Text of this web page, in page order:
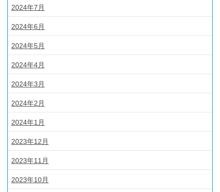
2024年7月
2024年6月
2024年5月
2024年4月
2024年3月
2024年2月
2024年1月
2023年12月
2023年11月
2023年10月